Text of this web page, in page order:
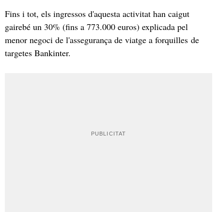
Fins i tot, els ingressos d'aquesta activitat han caigut
gairebé un 30% (fins a 773.000 euros) explicada pel
menor negoci de l'assegurança de viatge a forquilles de
targetes Bankinter.